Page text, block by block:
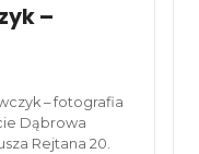
–
– fotografia
Dąbrowa
Rejtana 20.